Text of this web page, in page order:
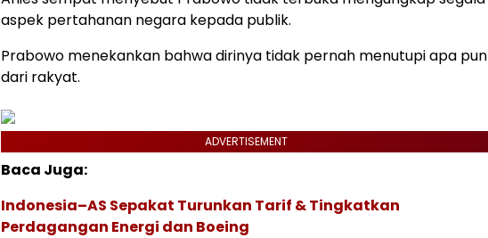
aspek pertahanan negara kepada publik.
Prabowo menekankan bahwa dirinya tidak pernah menutupi apa pun
dari rakyat.
ADVERTISEMENT
Baca Juga:
Indonesia–AS Sepakat Turunkan Tarif & Tingkatkan
Perdagangan Energi dan Boeing